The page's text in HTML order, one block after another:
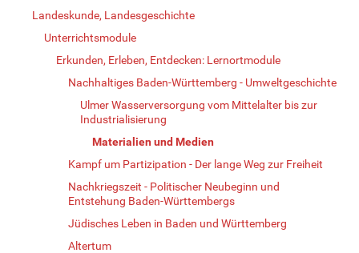
Landeskunde, Landesgeschichte
Unterrichtsmodule
Erkunden, Erleben, Entdecken: Lernortmodule
Nachhaltiges Baden-Württemberg - Umweltgeschichte
Ulmer Wasserversorgung vom Mittelalter bis zur
Industrialisierung
Materialien und Medien
Kampf um Partizipation - Der lange Weg zur Freiheit
Nachkriegszeit - Politischer Neubeginn und
Entstehung Baden-Württembergs
Jüdisches Leben in Baden und Württemberg
Altertum